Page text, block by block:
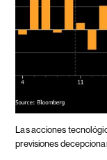
Las acciones
previsiones